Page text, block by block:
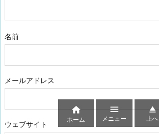
名前
メールアドレス
ウェブサイト

ホーム

メニュー

上へ